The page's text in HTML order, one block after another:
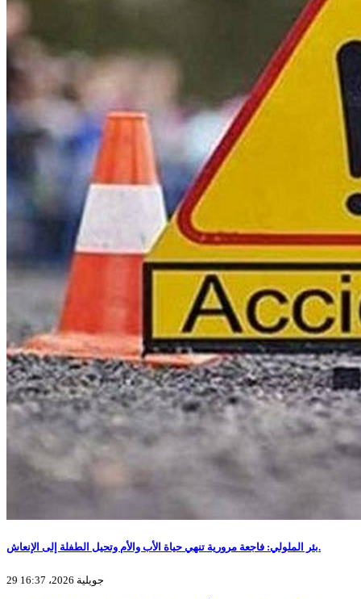
بئر الملولي: فاجعة مرورية تنهي حياة الأب والأم وتحيل الطفلة إلى الإنعاش.
29 جويلية 2026، 16:37